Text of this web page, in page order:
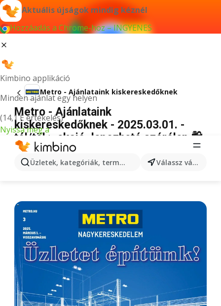
Aktuális újságok mindig kéznél
Hozzáadás a Chrome-hoz – INGYENES
Kimbino applikáció
Minden ajánlat egy helyen
(14,1 E értékelés)
Nyissa meg a
Üzletek, kategóriák, termékek keresése... Válassz várost
Metro - Ajánlataink kiskereskedőknek
Metro - Ajánlataink
kiskereskedőknek - 2025.03.01. -
tól/töl > akció, lapozható szórólap 🛍️